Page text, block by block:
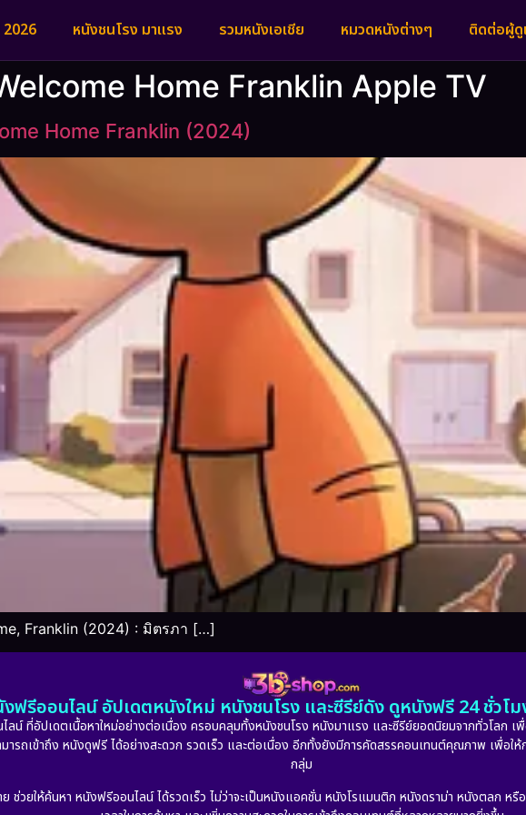
หนังชนโรง มาแรง รวมหนังเอเชีย หมวดหนังต่างๆ ติดต่อผู้
Home Franklin Apple TV
Home Franklin (2024)
Franklin (2024) : มิตรภา […]
ฟรีออนไลน์ อัปเดตหนังใหม่ หนังชนโรง และซีรีย์ดัง ดูหนังฟรี 24 ชั่วโ
ที่อัปเดตเนื้อหาใหม่อย่างต่อเนื่อง ครอบคลุมทั้งหนังชนโรง หนังมาแรง และซีรีย์ยอดนิยมจากทั่วโลก
มารถเข้าถึง หนังดูฟรี ได้อย่างสะดวก รวดเร็ว และต่อเนื่อง อีกทั้งยังมีการคัดสรรคอนเทนต์คุณภาพ เพื่อ
กลุ่ม
ช่วยให้ค้นหา หนังฟรีออนไลน์ ได้รวดเร็ว ไม่ว่าจะเป็นหนังแอคชั่น หนังโรแมนติก หนังดราม่า หนังตลก